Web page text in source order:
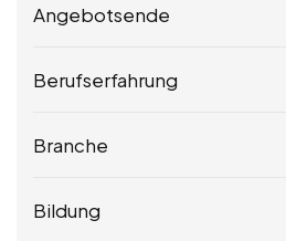
Angebotsende
Berufserfahrung
Branche
Bildung